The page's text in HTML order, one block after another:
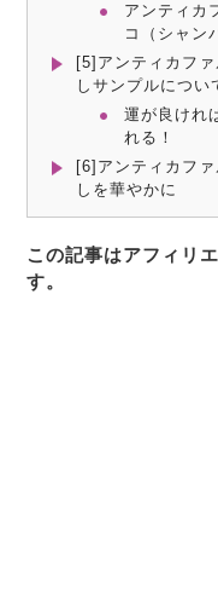
アンティカ
コ（シャン
[5]アンティカフ
しサンプルについ
運が良けれ
れる！
[6]アンティカフ
しを華やかに
この記事はアフィリ
す。